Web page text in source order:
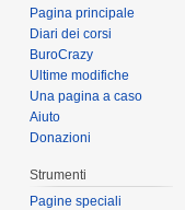
Pagina principale
Diari dei corsi
BuroCrazy
Ultime modifiche
Una pagina a caso
Aiuto
Donazioni
Strumenti
Pagine speciali